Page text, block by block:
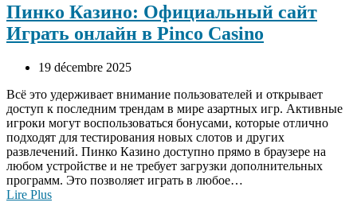
Пинко Казино: Официальный сайт
Играть онлайн в Pinco Casino
19 décembre 2025
Всё это удерживает внимание пользователей и открывает
доступ к последним трендам в мире азартных игр. Активные
игроки могут воспользоваться бонусами, которые отлично
подходят для тестирования новых слотов и других
развлечений. Пинко Казино доступно прямо в браузере на
любом устройстве и не требует загрузки дополнительных
программ. Это позволяет играть в любое…
Lire Plus